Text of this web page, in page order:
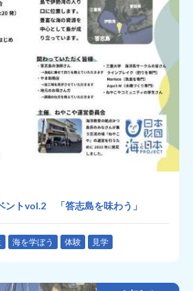
ントvol.2 「答志島を味わう」
海を学ぼう 体験 見学